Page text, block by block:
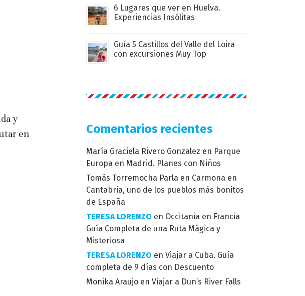
y
en
6 Lugares que ver en Huelva.
Experiencias Insólitas
Guía 5 Castillos del Valle del Loira
con excursiones Muy Top
Comentarios recientes
María Graciela Rivero Gonzalez en Parque
Europa en Madrid. Planes con Niños
Tomás Torremocha Parla en Carmona en
Cantabria, uno de los pueblos más bonitos
de España
TERESA LORENZO en Occitania en Francia
Guía Completa de una Ruta Mágica y
Misteriosa
TERESA LORENZO en Viajar a Cuba. Guía
completa de 9 días con Descuento
Monika Araujo en Viajar a Dun’s River Falls